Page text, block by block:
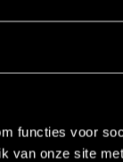
functies voor
van onze site